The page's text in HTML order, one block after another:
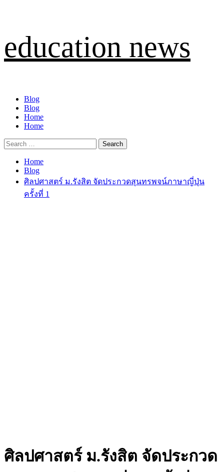
to
content
education news
Primary
Menu
Blog
Blog
Home
Home
Search
for:
Home
Blog
ศิลปศาสตร์ ม.รังสิต จัดประกวดสุนทรพจน์ภาษาญี่ปุ่น
ครั้งที่ 1
ศิลปศาสตร์ ม.รังสิต จัดประกวด